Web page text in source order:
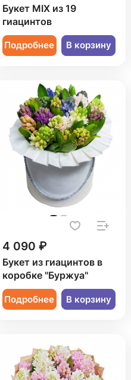
Букет MIX из 19
гиацинтов
Подробнее В корзину
4 090 ₽
Букет из гиацинтов в
коробке "Буржуа"
Подробнее В корзину